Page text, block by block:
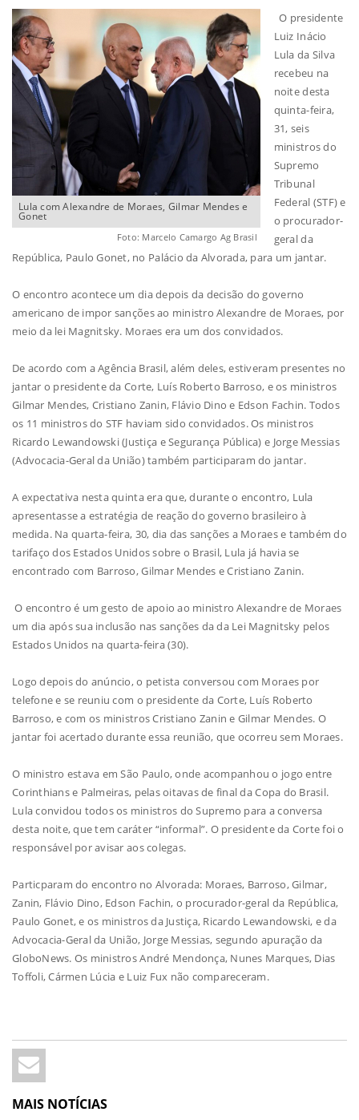
Lula com Alexandre de Moraes, Gilmar Mendes e
Gonet
Foto: Marcelo Camargo Ag Brasil
O presidente
Luiz Inácio
Lula da Silva
recebeu na
noite desta
quinta-feira,
31, seis
ministros do
Supremo
Tribunal
Federal (STF) e
o procurador-
geral da
República, Paulo Gonet, no Palácio da Alvorada, para um jantar.
O encontro acontece um dia depois da decisão do governo
americano de impor sanções ao ministro Alexandre de Moraes, por
meio da lei Magnitsky. Moraes era um dos convidados.
De acordo com a Agência Brasil, além deles, estiveram presentes no
jantar o presidente da Corte, Luís Roberto Barroso, e os ministros
Gilmar Mendes, Cristiano Zanin, Flávio Dino e Edson Fachin. Todos
os 11 ministros do STF haviam sido convidados. Os ministros
Ricardo Lewandowski (Justiça e Segurança Pública) e Jorge Messias
(Advocacia-Geral da União) também participaram do jantar.
A expectativa nesta quinta era que, durante o encontro, Lula
apresentasse a estratégia de reação do governo brasileiro à
medida. Na quarta-feira, 30, dia das sanções a Moraes e também do
tarifaço dos Estados Unidos sobre o Brasil, Lula já havia se
encontrado com Barroso, Gilmar Mendes e Cristiano Zanin.
O encontro é um gesto de apoio ao ministro Alexandre de Moraes
um dia após sua inclusão nas sanções da da Lei Magnitsky pelos
Estados Unidos na quarta-feira (30).
Logo depois do anúncio, o petista conversou com Moraes por
telefone e se reuniu com o presidente da Corte, Luís Roberto
Barroso, e com os ministros Cristiano Zanin e Gilmar Mendes. O
jantar foi acertado durante essa reunião, que ocorreu sem Moraes.
O ministro estava em São Paulo, onde acompanhou o jogo entre
Corinthians e Palmeiras, pelas oitavas de final da Copa do Brasil.
Lula convidou todos os ministros do Supremo para a conversa
desta noite, que tem caráter “informal”. O presidente da Corte foi o
responsável por avisar aos colegas.
Particparam do encontro no Alvorada: Moraes, Barroso, Gilmar,
Zanin, Flávio Dino, Edson Fachin, o procurador-geral da República,
Paulo Gonet, e os ministros da Justiça, Ricardo Lewandowski, e da
Advocacia-Geral da União, Jorge Messias, segundo apuração da
GloboNews. Os ministros André Mendonça, Nunes Marques, Dias
Toffoli, Cármen Lúcia e Luiz Fux não compareceram.
MAIS NOTÍCIAS